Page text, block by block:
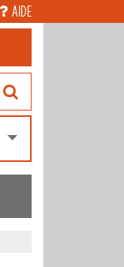
AIDE